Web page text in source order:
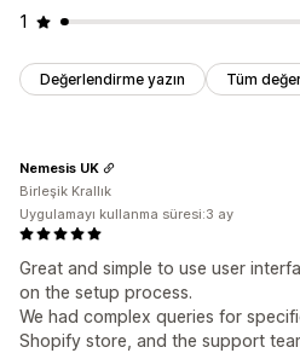
1
Değerlendirme yazın Tüm
Great and simple to use user
on the setup process.
We had complex queries for
Shopify store, and the support
Nemesis UK
Birleşik Krallık
Uygulamayı kullanma süresi:3 ay